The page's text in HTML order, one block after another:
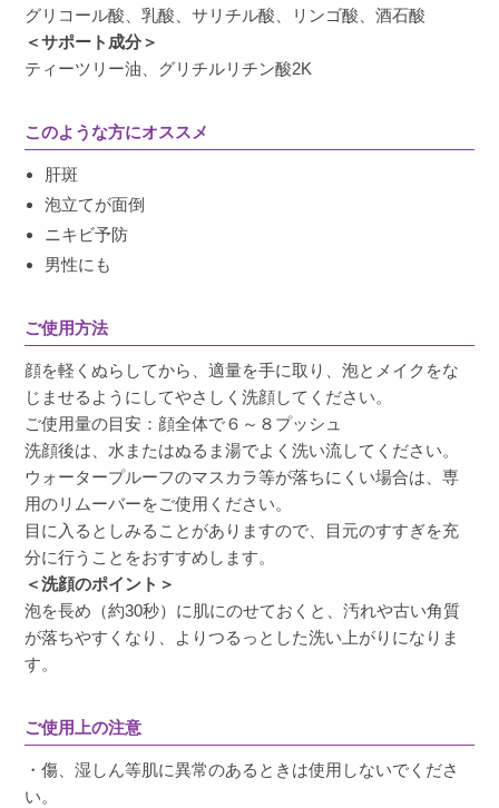
ピーリング効果もあるのにお風呂上がりも突っ
張らないのでとても良いです！
さきのすけ
福岡県 20代
投稿日
2025/06/30
ずっと愛用しております。洗顔とクレンジング
の両方の機能があり、泡に出てくるので、肌へ
の摩擦もなく時短になります。
グリコール酸、乳酸、サリチル酸、リンゴ酸、酒石酸
＜サポート成分＞
ティーツリー油、グリチルリチン酸2K
このような方にオススメ
肝斑
泡立てが面倒
ニキビ予防
男性にも
ご使用方法
顔を軽くぬらしてから、適量を手に取り、泡とメイクをな
じませるようにしてやさしく洗顔してください。
ご使用量の目安：顔全体で６～８プッシュ
洗顔後は、水またはぬるま湯でよく洗い流してください。
ウォータープルーフのマスカラ等が落ちにくい場合は、専
用のリムーバーをご使用ください。
目に入るとしみることがありますので、目元のすすぎを充
分に行うことをおすすめします。
＜洗顔のポイント＞
泡を長め（約30秒）に肌にのせておくと、汚れや古い角質
が落ちやすくなり、よりつるっとした洗い上がりになりま
す。
ご使用上の注意
・傷、湿しん等肌に異常のあるときは使用しないでくださ
い。